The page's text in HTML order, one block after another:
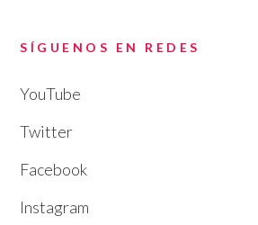
SÍGUENOS EN REDES
YouTube
Twitter
Facebook
Instagram